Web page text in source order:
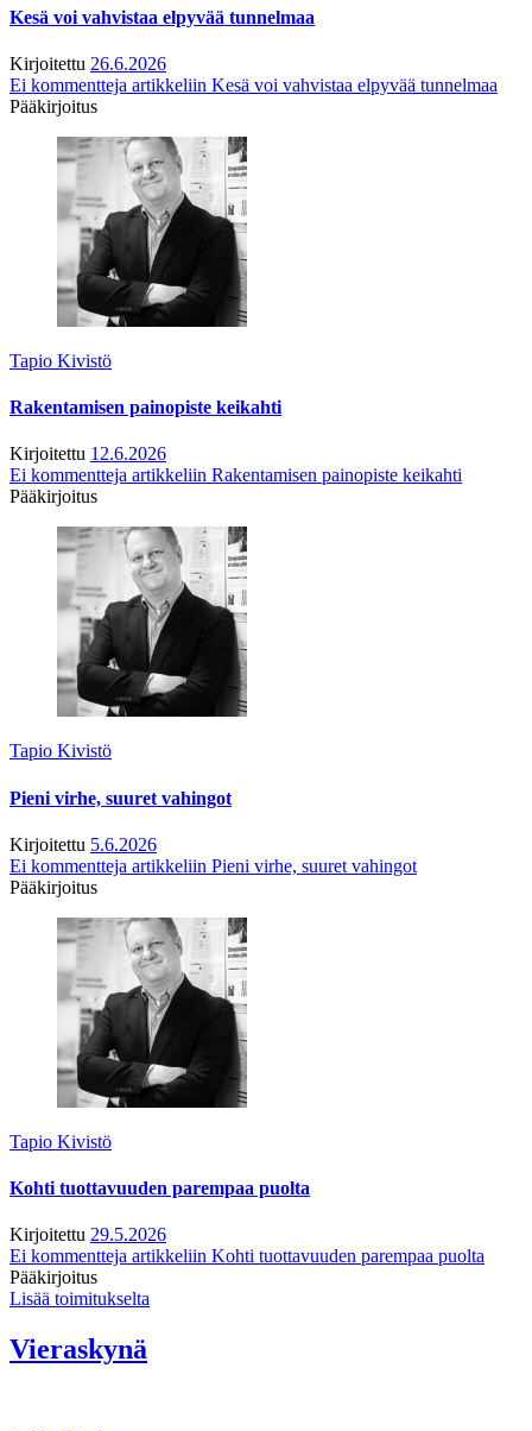
Kesä voi vahvistaa elpyvää tunnelmaa
Kirjoitettu 26.6.2026
Ei kommentteja artikkeliin Kesä voi vahvistaa elpyvää tunnelmaa
Pääkirjoitus
Tapio Kivistö
Rakentamisen painopiste keikahti
Kirjoitettu 12.6.2026
Ei kommentteja artikkeliin Rakentamisen painopiste keikahti
Pääkirjoitus
Tapio Kivistö
Pieni virhe, suuret vahingot
Kirjoitettu 5.6.2026
Ei kommentteja artikkeliin Pieni virhe, suuret vahingot
Pääkirjoitus
Tapio Kivistö
Kohti tuottavuuden parempaa puolta
Kirjoitettu 29.5.2026
Ei kommentteja artikkeliin Kohti tuottavuuden parempaa puolta
Pääkirjoitus
Lisää toimitukselta
Vieraskynä